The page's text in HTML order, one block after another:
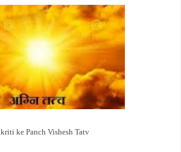
ke Panch Vishesh Tatv